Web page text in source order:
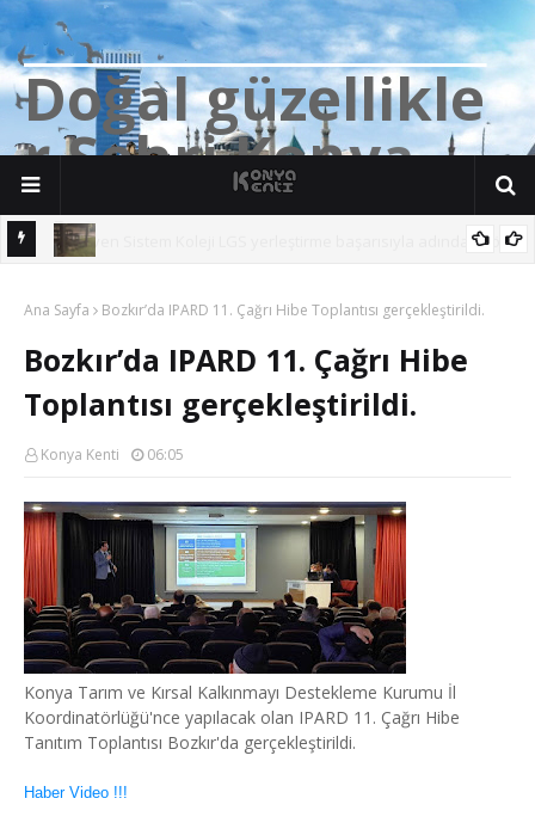
Doğalgüzellikle
rŞehriKonya
Ana Sayfa ​Bozkır’da IPARD 11. Çağrı Hibe Toplantısı gerçekleştirildi.
​Bozkır’da IPARD 11. Çağrı Hibe
Toplantısı gerçekleştirildi.
Konya Kenti 06:05
Konya Tarım ve Kırsal Kalkınmayı Destekleme Kurumu İl
Koordinatörlüğü'nce yapılacak olan IPARD 11. Çağrı Hibe
Tanıtım Toplantısı Bozkır'da gerçekleştirildi.
Haber Video !!!